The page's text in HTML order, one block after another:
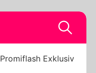
Promiflash Exklusiv